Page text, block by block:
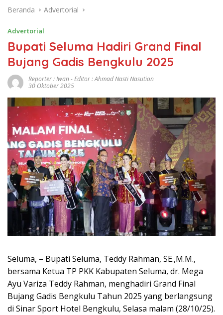
Beranda Advertorial
Advertorial
Bupati Seluma Hadiri Grand Final
Bujang Gadis Bengkulu 2025
Reporter : Iwan - Editor : Ahmad Nasti Nasution
30 Oktober 2025
Seluma, – Bupati Seluma, Teddy Rahman, SE.,M.M.,
bersama Ketua TP PKK Kabupaten Seluma, dr. Mega
Ayu Variza Teddy Rahman, menghadiri Grand Final
Bujang Gadis Bengkulu Tahun 2025 yang berlangsung
di Sinar Sport Hotel Bengkulu, Selasa malam (28/10/25).